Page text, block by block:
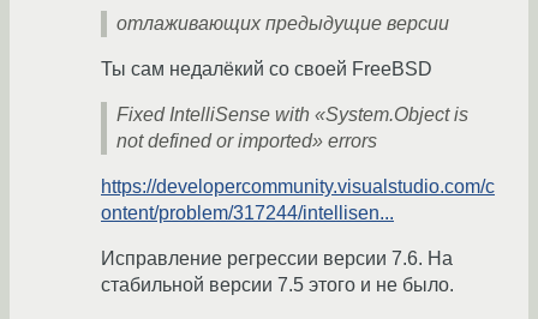
отлаживающих предыдущие версии
Ты сам недалёкий со своей FreeBSD
Fixed IntelliSense with «System.Object is
not defined or imported» errors
https://developercommunity.visualstudio.com/c
ontent/problem/317244/intellisen...
Исправление регрессии версии 7.6. На
стабильной версии 7.5 этого и не было.